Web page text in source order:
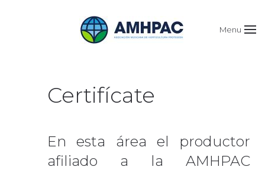
Menu
Certifícate
En esta área el productor
afiliado a la AMHPAC